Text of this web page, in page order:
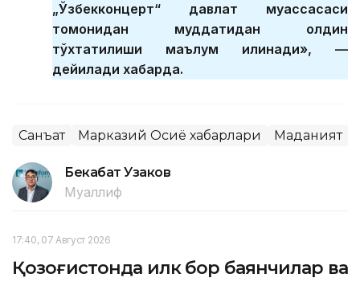
„Ўзбекконцерт“ давлат муассасаси
томонидан муддатидан олдин
тўхтатилиши маълум қилинади», —
дейилади хабарда.
Санъат Марказий Осиё хабарлари Маданият
Бекабат Узаков
Муаллиф
17:40, 07 Август 2026
Қозоғистонда илк бор баянчилар ва